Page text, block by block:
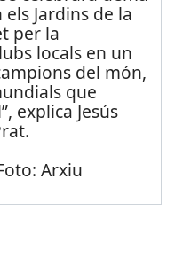
Jardins de la
per la
locals en un
del món,
que
explica Jesús
Arxiu